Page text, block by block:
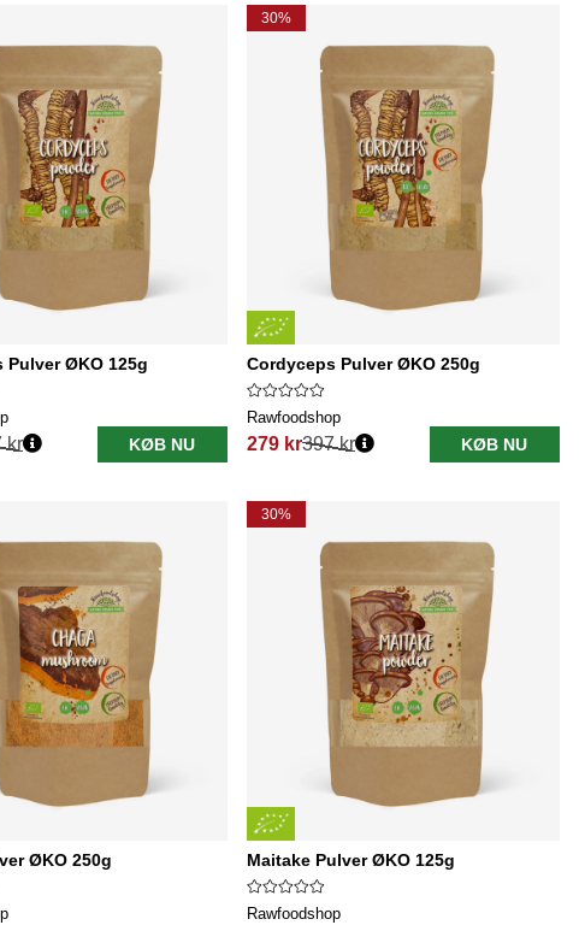
Pulver ØKO 125g
kr KØB NU
30%
Cordyceps Pulver ØKO 250g
Rawfoodshop
279 kr
Normalpris:
397 kr KØB NU
ØKO 250g
30%
Maitake Pulver ØKO 125g
Rawfoodshop